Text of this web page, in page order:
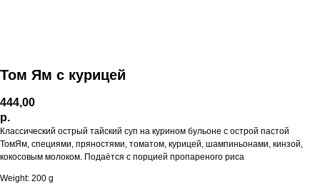
Том Ям с курицей
444,00
р.
Классический острый тайский суп на курином бульоне с острой пастой
ТомЯм, специями, пряностями, томатом, курицей, шампиньонами, кинзой,
кокосовым молоком. Подаётся с порцией пропареного риса
Weight: 200 g